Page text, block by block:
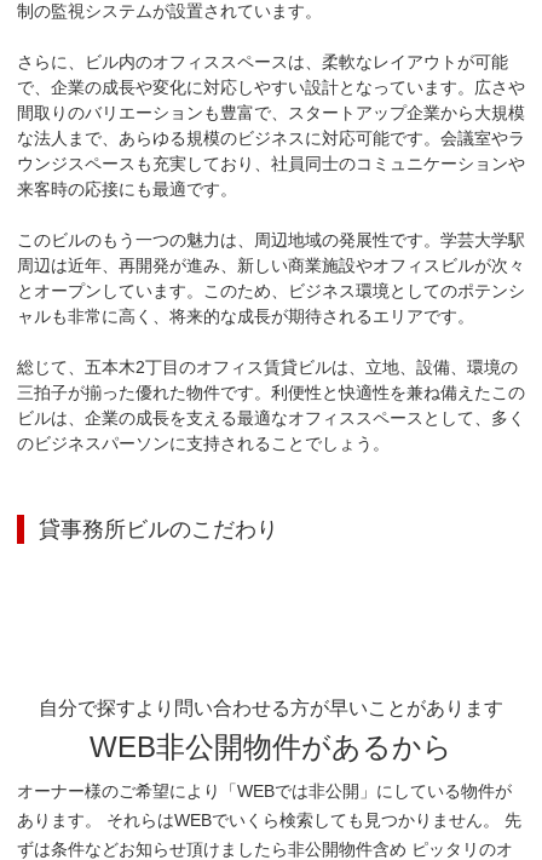
制の監視システムが設置されています。
さらに、ビル内のオフィススペースは、柔軟なレイアウトが可能
で、企業の成長や変化に対応しやすい設計となっています。広さや
間取りのバリエーションも豊富で、スタートアップ企業から大規模
な法人まで、あらゆる規模のビジネスに対応可能です。会議室やラ
ウンジスペースも充実しており、社員同士のコミュニケーションや
来客時の応接にも最適です。
このビルのもう一つの魅力は、周辺地域の発展性です。学芸大学駅
周辺は近年、再開発が進み、新しい商業施設やオフィスビルが次々
とオープンしています。このため、ビジネス環境としてのポテンシ
ャルも非常に高く、将来的な成長が期待されるエリアです。
総じて、五本木2丁目のオフィス賃貸ビルは、立地、設備、環境の
三拍子が揃った優れた物件です。利便性と快適性を兼ね備えたこの
ビルは、企業の成長を支える最適なオフィススペースとして、多く
のビジネスパーソンに支持されることでしょう。
貸事務所ビルのこだわり
自分で探すより問い合わせる方が早いことがあります
WEB非公開物件があるから
オーナー様のご希望により「WEBでは非公開」にしている物件が
あります。 それらはWEBでいくら検索しても見つかりません。 先
ずは条件などお知らせ頂けましたら非公開物件含め ピッタリのオ